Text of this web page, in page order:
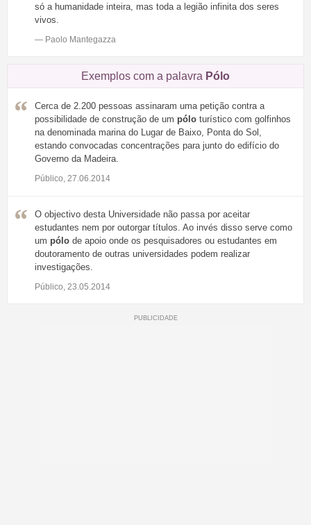
só a humanidade inteira, mas toda a legião infinita dos seres
vivos.
— Paolo Mantegazza
Exemplos com a palavra Pólo
Cerca de 2.200 pessoas assinaram uma petição contra a
possibilidade de construção de um pólo turístico com golfinhos
na denominada marina do Lugar de Baixo, Ponta do Sol,
estando convocadas concentrações para junto do edifício do
Governo da Madeira.
Público, 27.06.2014
O objectivo desta Universidade não passa por aceitar
estudantes nem por outorgar títulos. Ao invés disso serve como
um pólo de apoio onde os pesquisadores ou estudantes em
doutoramento de outras universidades podem realizar
investigações.
Público, 23.05.2014